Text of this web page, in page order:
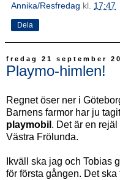
Annika/Resfredag kl. 17:47
Dela
fredag 21 september
Playmo-himlen!
Regnet öser ner i
Barnens farmor har ju
playmobil . Det är en
Västra Frölunda.
Ikväll ska jag och Tobias
för första gången. Det